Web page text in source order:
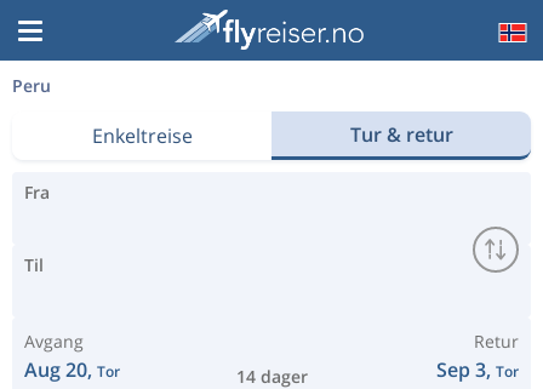
Peru
Enkeltreise Tur & retur
Fra
Til
Avgang
Aug 20, Tor 14 dager
Retur
Sep 3, Tor